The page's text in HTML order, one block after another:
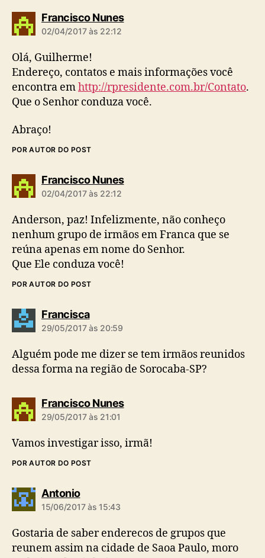
Francisco Nunesd
02/04/2017 às 22:12
Olá, Guilherme!
Endereço, contatos e mais informações você
encontra emhttp://rpresidente.com.br/Contato.
Que o Senhor conduza você.
Abraço!
POR AUTOR DO POST
Francisco Nunesd
02/04/2017 às 22:12
Anderson, paz! Infelizmente, não conheço
nenhum grupo de irmãos em Franca que se
reúna apenas em nome do Senhor.
Que Ele conduza você!
POR AUTOR DO POST
Franciscad
i
29/05/2017 às 20:59
Alguém pode me dizer se tem irmãos reunidos
dessa forma na região de Sorocaba-SP?
Francisco Nunesd
29/05/2017 às 21:01
Vamos investigar isso, irmã!
POR AUTOR DO POST
Antoniod
i
:
15/06/2017 às 15:43
Gostaria de saber enderecos de grupos que
reunem assim na cidade de Saoa Paulo, moro